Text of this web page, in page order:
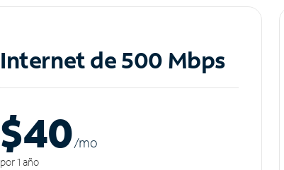
Internet de 500 Mbps
$40/mo
por 1 año